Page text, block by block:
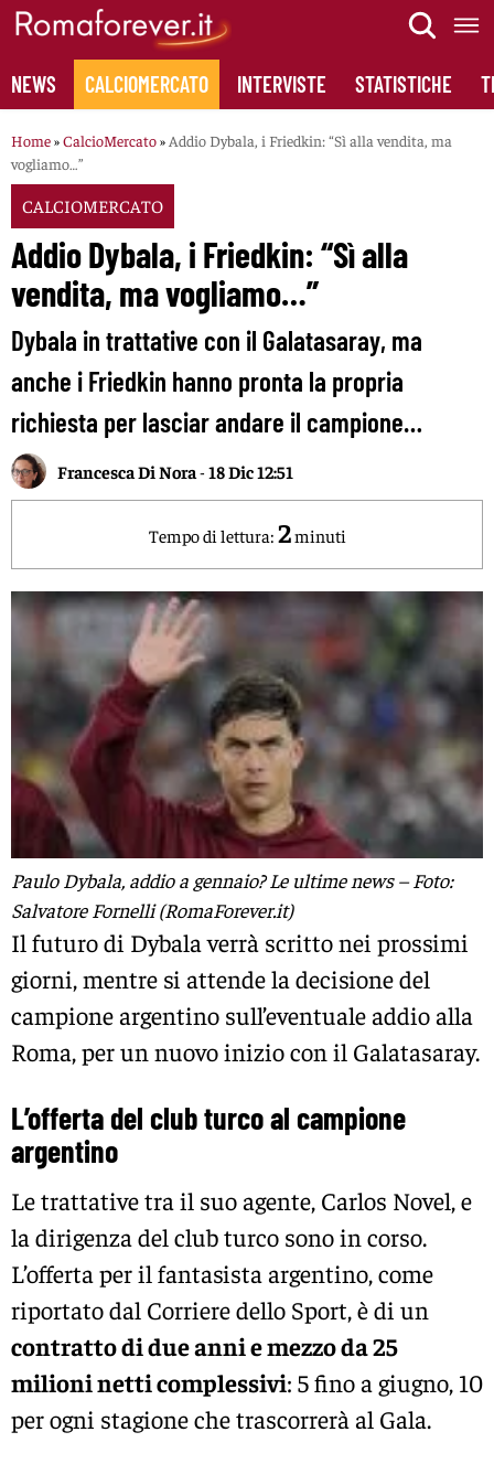
Skip
content
NEWS CALCIOMERCATO INTERVISTE STATISTICHE
Home»CalcioMercato» Addio Dybala, i Friedkin: “Sì alla vendita, ma
vogliamo…”
CALCIOMERCATO
Addio Dybala, i Friedkin: “Sì alla
vendita, ma vogliamo…”
Dybala in trattative con il Galatasaray, ma
anche i Friedkin hanno pronta la propria
richiesta per lasciar andare il campione…
Francesca Di Nora -18 Dic 12:51
Tempo di lettura: 2minuti
Paulo Dybala, addio a gennaio? Le ultime news – Foto:
Salvatore Fornelli (RomaForever.it)
Il futuro di Dybala verrà scritto nei prossimi
giorni, mentre si attende la decisione del
campione argentino sull’eventuale addio alla
Roma, per un nuovo inizio con il Galatasaray.
L’offerta del club turco al campione
argentino
Le trattative tra il suo agente, Carlos Novel, e
la dirigenza del club turco sono in corso.
L’offerta per il fantasista argentino, come
riportato dal Corriere dello Sport, è di un
contratto di due anni e mezzo da 25
milioni netti complessivi: 5 fino a giugno, 10
per ogni stagione che trascorrerà al Gala.